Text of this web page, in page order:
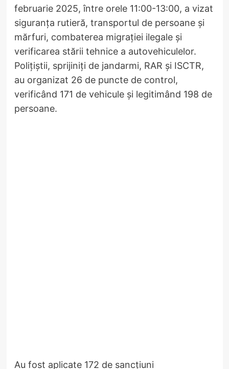
februarie 2025, între orele 11:00-13:00, a vizat
siguranța rutieră, transportul de persoane și
mărfuri, combaterea migrației ilegale și
verificarea stării tehnice a autovehiculelor.
Polițiștii, sprijiniți de jandarmi, RAR și ISCTR,
au organizat 26 de puncte de control,
verificând 171 de vehicule și legitimând 198 de
persoane.
Au fost aplicate 172 de sancțiuni